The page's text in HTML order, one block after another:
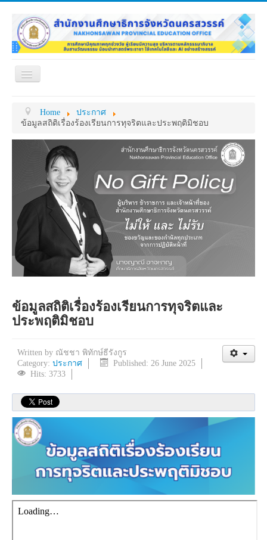
Toggle
หน่วยงานภายใน
MY OFFICE
ดาวน์โหลด
กระดาน ถาม-ตอบ
ข้อมูลการติดต่อ
Home
ประกาศ
ข้อมูลสถิติเรื่องร้องเรียนการทุจริตและประพฤติมิชอบ
ข้อมูลสถิติเรื่องร้องเรียนการทุจริตและ
ประพฤติมิชอบ
Written by ณัชชา พิทักษ์ธีรังกูร
Category: ประกาศ
Published: 26 June 2025
Hits: 3733